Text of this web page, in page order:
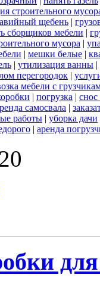
строительного
щебень |
сборщиков мебели |
мусора |
| мешки белые |
| утилизация ванны |
перегородок |
мебели с
| погрузка | снос
самосвала |
работы | уборка дачи
| аренда
для